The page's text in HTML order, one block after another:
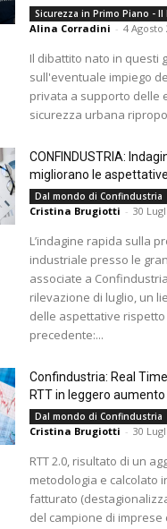
Sicurezza in Primo Piano - Il
Alina Corradini - 4 Agosto
Il dibattito nato in questi
sull'eventuale impiego
privata a supporto delle
sicurezza urbana
CONFINDUSTRIA:
migliorano le
Dal mondo di Confindustria
Cristina Brugiotti - 30
L’indagine rapida sulla
industriale presso le
associate a
rilevazione di luglio, un
delle aspettative rispetto
precedente:...
Confindustria: Real
RTT in leggero
Dal mondo di Confindustria
Cristina Brugiotti - 30
RTT 2.0, risultato di un
metodologia e calcolato
fatturato
del campione di imprese